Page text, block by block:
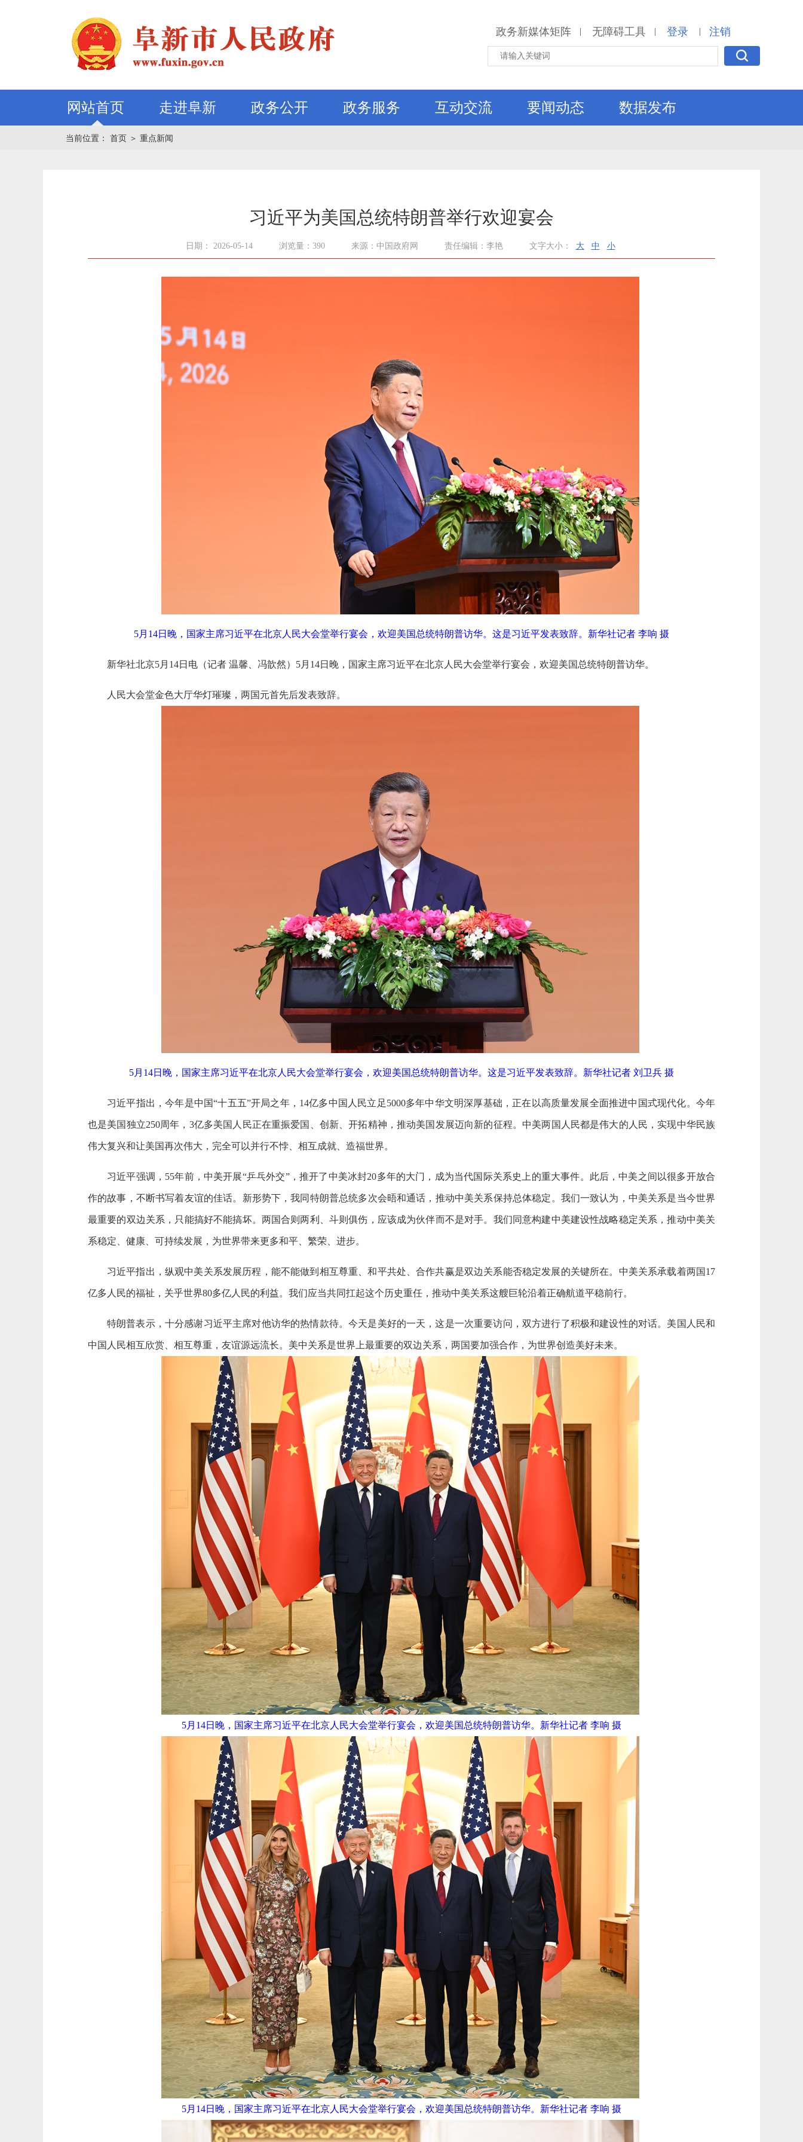
政务新媒体矩阵 | 无障碍工具 | 登录 | 注销
网站首页 走进阜新 政务公开 政务服务 互动交流 要闻动态 数据发布
当前位置： 首页 ＞ 重点新闻
习近平为美国总统特朗普举行欢迎宴会
日期： 2026-05-14 浏览量：390 来源：中国政府网 责任编辑：李艳 文字大小： 大 中 小
5月14日晚，国家主席习近平在北京人民大会堂举行宴会，欢迎美国总统特朗普访华。这是习近平发表致辞。新华社记者 李响 摄
新华社北京5月14日电（记者 温馨、冯歆然）5月14日晚，国家主席习近平在北京人民大会堂举行宴会，欢迎美国总统特朗普访华。
人民大会堂金色大厅华灯璀璨，两国元首先后发表致辞。
5月14日晚，国家主席习近平在北京人民大会堂举行宴会，欢迎美国总统特朗普访华。这是习近平发表致辞。新华社记者 刘卫兵 摄
习近平指出，今年是中国“十五五”开局之年，14亿多中国人民立足5000多年中华文明深厚基础，正在以高质量发展全面推进中国式现代化。今年
也是美国独立250周年，3亿多美国人民正在重振爱国、创新、开拓精神，推动美国发展迈向新的征程。中美两国人民都是伟大的人民，实现中华民族
伟大复兴和让美国再次伟大，完全可以并行不悖、相互成就、造福世界。
习近平强调，55年前，中美开展“乒乓外交”，推开了中美冰封20多年的大门，成为当代国际关系史上的重大事件。此后，中美之间以很多开放合
作的故事，不断书写着友谊的佳话。新形势下，我同特朗普总统多次会晤和通话，推动中美关系保持总体稳定。我们一致认为，中美关系是当今世界
最重要的双边关系，只能搞好不能搞坏。两国合则两利、斗则俱伤，应该成为伙伴而不是对手。我们同意构建中美建设性战略稳定关系，推动中美关
系稳定、健康、可持续发展，为世界带来更多和平、繁荣、进步。
习近平指出，纵观中美关系发展历程，能不能做到相互尊重、和平共处、合作共赢是双边关系能否稳定发展的关键所在。中美关系承载着两国17
亿多人民的福祉，关乎世界80多亿人民的利益。我们应当共同扛起这个历史重任，推动中美关系这艘巨轮沿着正确航道平稳前行。
特朗普表示，十分感谢习近平主席对他访华的热情款待。今天是美好的一天，这是一次重要访问，双方进行了积极和建设性的对话。美国人民和
中国人民相互欣赏、相互尊重，友谊源远流长。美中关系是世界上最重要的双边关系，两国要加强合作，为世界创造美好未来。
5月14日晚，国家主席习近平在北京人民大会堂举行宴会，欢迎美国总统特朗普访华。新华社记者 李响 摄
5月14日晚，国家主席习近平在北京人民大会堂举行宴会，欢迎美国总统特朗普访华。新华社记者 李响 摄